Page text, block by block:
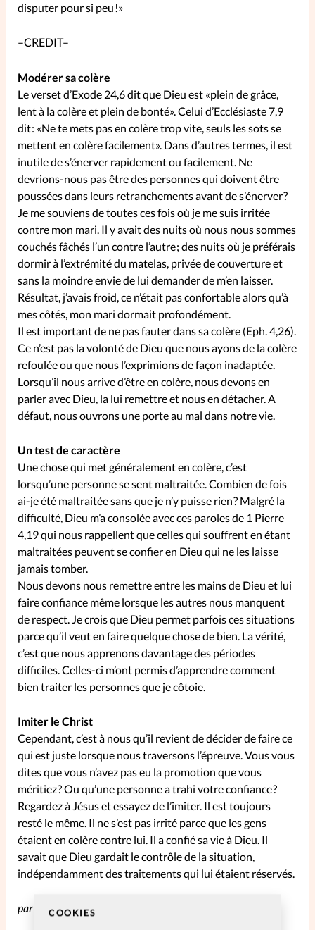
COOKIES
SpirituElles devient Relations
Aujourd’hui!
Faire un don
La Boutique
La Pause SpirituElles - toutes les
éditions
À propos
La rédaction
Mon compte
Changement d'adresse
disputer pour si peu !»
–CREDIT–
Modérer sa colère
Le verset d’Exode 24,6 dit que Dieu est «plein de grâce,
lent à la colère et plein de bonté». Celui d’Ecclésiaste 7,9
dit : «Ne te mets pas en colère trop vite, seuls les sots se
mettent en colère facilement». Dans d’autres termes, il est
inutile de s’énerver rapidement ou facilement. Ne
devrions-nous pas être des personnes qui doivent être
poussées dans leurs retranchements avant de s’énerver ?
Je me souviens de toutes ces fois où je me suis irritée
contre mon mari. Il y avait des nuits où nous nous sommes
couchés fâchés l’un contre l’autre ; des nuits où je préférais
dormir à l’extrémité du matelas, privée de couverture et
sans la moindre envie de lui demander de m’en laisser.
Résultat, j’avais froid, ce n’était pas confortable alors qu’à
mes côtés, mon mari dormait profondément.
Il est important de ne pas fauter dans sa colère (Eph. 4,26).
Ce n’est pas la volonté de Dieu que nous ayons de la colère
refoulée ou que nous l’exprimions de façon inadaptée.
Lorsqu’il nous arrive d’être en colère, nous devons en
parler avec Dieu, la lui remettre et nous en détacher. A
défaut, nous ouvrons une porte au mal dans notre vie.
Un test de caractère
Une chose qui met généralement en colère, c’est
lorsqu’une personne se sent maltraitée. Combien de fois
ai-je été maltraitée sans que je n’y puisse rien ? Malgré la
difficulté, Dieu m’a consolée avec ces paroles de 1 Pierre
4,19 qui nous rappellent que celles qui souffrent en étant
maltraitées peuvent se confier en Dieu qui ne les laisse
jamais tomber.
Nous devons nous remettre entre les mains de Dieu et lui
faire confiance même lorsque les autres nous manquent
de respect. Je crois que Dieu permet parfois ces situations
parce qu’il veut en faire quelque chose de bien. La vérité,
c’est que nous apprenons davantage des périodes
difficiles. Celles-ci m’ont permis d’apprendre comment
bien traiter les personnes que je côtoie.
Imiter le Christ
Cependant, c’est à nous qu’il revient de décider de faire ce
qui est juste lorsque nous traversons l’épreuve. Vous vous
dites que vous n’avez pas eu la promotion que vous
méritiez ? Ou qu’une personne a trahi votre confiance ?
Regardez à Jésus et essayez de l’imiter. Il est toujours
resté le même. Il ne s’est pas irrité parce que les gens
étaient en colère contre lui. Il a confié sa vie à Dieu. Il
savait que Dieu gardait le contrôle de la situation,
indépendamment des traitements qui lui étaient réservés.
par Joyce Meyer